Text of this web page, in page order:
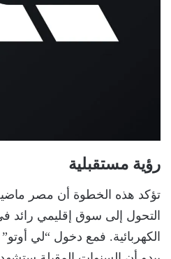
رؤية مستقبلية
تؤكد هذه الخطوة أن مصر
التحول إلى سوق إقليمي رائد
الكهربائية. فمع دخول “لي أوتو”